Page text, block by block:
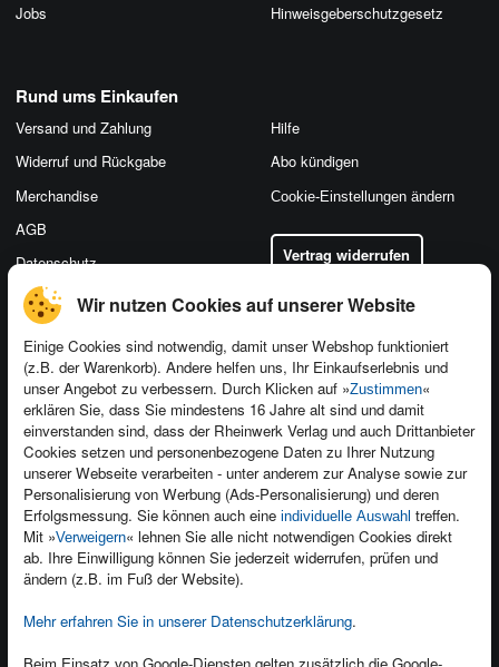
Wir nutzen Cookies auf unserer Website
Einige Cookies sind notwendig, damit unser Webshop funktioniert
(z.B. der Warenkorb). Andere helfen uns, Ihr Einkaufserlebnis und
unser Angebot zu verbessern. Durch Klicken auf »Zustimmen«
erklären Sie, dass Sie mindestens 16 Jahre alt sind und damit
einverstanden sind, dass der Rheinwerk Verlag und auch Drittanbieter
Cookies setzen und personenbezogene Daten zu Ihrer Nutzung
unserer Webseite verarbeiten - unter anderem zur Analyse sowie zur
Personalisierung von Werbung (Ads-Personalisierung) und deren
Erfolgsmessung. Sie können auch eine individuelle Auswahl treffen.
Mit »Verweigern« lehnen Sie alle nicht notwendigen Cookies direkt
ab. Ihre Einwilligung können Sie jederzeit widerrufen, prüfen und
ändern (z.B. im Fuß der Website).
Mehr erfahren Sie in unserer Datenschutzerklärung.
Jobs
Hinweis­geber­schutz­gesetz
Kontakt
Newsletter
Für Unternehmen
Presseservice
Dozentenservice
Produktfeedback
Foreign Rights
Ein Buch schreiben
Rund ums Einkaufen
Versand und Zahlung
Widerruf und Rückgabe
Merchandise
AGB
Datenschutz
Hilfe
Abo kündigen
Cookie-Einstellungen ändern
Vertrag widerrufen
Kundenservice
Wir sind gerne für Sie da!